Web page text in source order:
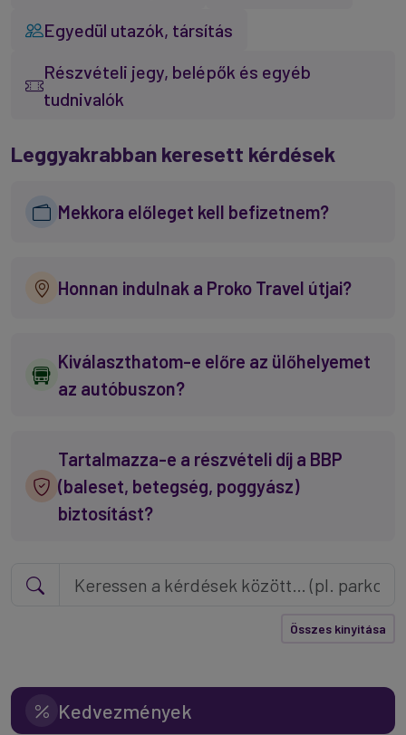
Egyedül utazók, társítás
Részvételi jegy, belépők és egyéb
tudnivalók
Leggyakrabban keresett kérdések
Mekkora előleget kell befizetnem?
Honnan indulnak a Proko Travel útjai?
Kiválaszthatom-e előre az ülőhelyemet
az autóbuszon?
Tartalmazza-e a részvételi díj a BBP
(baleset, betegség, poggyász)
biztosítást?
Összes kinyitása
Kedvezmények